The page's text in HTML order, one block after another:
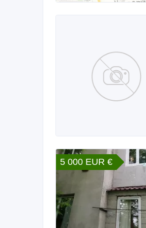
5 000 EUR €